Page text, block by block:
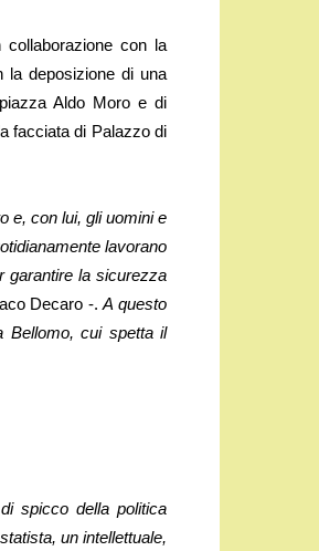
collaborazione con la
la deposizione di una
Aldo Moro e di
facciata di Palazzo di
e, con lui, gli uomini e
lavorano
garantire la sicurezza
Decaro -.A questo
Bellomo, cui spetta il
spicco della politica
un intellettuale,